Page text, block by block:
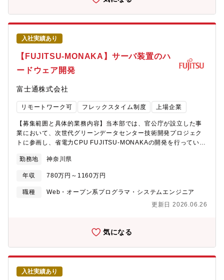
現場、社内関係部門、外部パートナー、関係機関との橋渡し役と
ます。先端技術開発を支えるマネジメントに関心があり、技術と
事業・制度の両面からプロジェクトを推進したい方を歓迎しま
す。【会社の魅力】■働き方について ・全社で年間80％以上の在
宅勤務活用率。 ・コアタイム無しのフレックスタイム制、子育
て、介護、私用問わず私生活に合わせた働き方が実現可能。 ・サ
テライトオフィスは1,900拠点で場所を選ばず勤務可。・ドレスコ
ードの自由化や、活き活きと働くための社内カルチャーの変革に
も積極的に取り組み中。 ■キャリアについて ・自律的なキャリア
形成を推進し、グループ全体でポスティング制度やFA制度が利用
可能。 ・各部組織エンゲージメントを高める活動にも力を入れて
供しています。また、NRIの強みを活かし、官学民を横断した日本
全体の人的資本経営の推進にも貢献していきます参考URL：
https://www.nri.com/jp/media/journal/20240215.htmlhttps://
集職種の期待役割】・TMPチームのコアメンバーとして、生成AI
を活用した人的資本経営の革新を牽引する・経営／事業課題を捉
え、テクノロジーの最適活用ポイントを見極め、顧客とともに“チ
ャレンジ”し、革新を推進する・生成AIを用いて非構造データから
スキル・経験・意向など人事が必要な情報を構造化し、事業戦略
システム、理解し、様々なステークホルダーと協働しながら、AI
エージェントの成果を現場へ実装・スケールさせる※上記全てを
一人で担う訳ではなく、チームで担っていただきます【具体的な
し、課題とあるべき姿を定義したうえでAI活用方針を策定する・
クライアント独自の判断基準を反映したスキル・経験・意向など
の測定基準を定義・測定した情報を活用した配置・育成・採用施
策の実装まで伴走する・研修レコメンドAI、キャリア採用支援AI
装→スケール”を実現する・AI戦略コンサルティング部が手がける
ど）にも参画し、TMPに閉じない経験とナレッジを蓄積する※上
記全てを一人で担う訳ではなく、チームで担っていただきます
生成AIによる人材・業務情報分析でデータドリブンンの人的資本
視化・分析と各種施策を支援するAIの構築・AI分析基盤構築・運
入社実績あり
【FUJITSU-MONAKA】サーバ装置のハ
ードウェア開発
富士通株式会社
リモートワーク可 フレックスタイム制度 上場企業
【募集範囲と具体的業務内容】当本部では、官公庁が設立した事
業において、次世代グリーンデータセンター技術開発プロジェク
トに参画し、省電力CPU FUJITSU-MONAKAの開発を行っていま
ター/AIシステム向けサーバ装置のハードウェア開発を担当いただ
きます。【個人に期待する役割やミッション】FUJITSU-
MONAKAを採用したサーバのシステムハードウェア（プリント基
板を含む装置全体のハードウェア）の開発担当者として、社内の
及び、社外部品ベンダ、ODMベンダなど複数の社内外関係者と密
計）、評価等、一連の開発業務を担当いただきます。本ポジショ
ンはサーバの一連のハードウェア開発を経験できる役割であり、
将来的にはリーダ、マネージャーへとステップアップし、より広
い範囲での開発を担う人材として成長いただくことを期待してい
ます。【仕事の魅力・やりがい】・スーパーコンピュータ「富
岳」を開発した技術者集団の一員として、最先端テクノロジを活
勤務地 神奈川県
年収 780万円～1160万円
職種
Web・オープン系プログラマ・システムエンジニア
更新日 2026.06.26
気になる
入社実績あり